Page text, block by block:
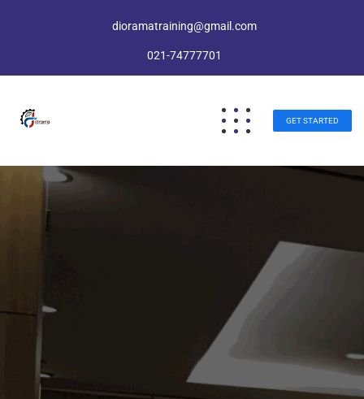
dioramatraining@gmail.com
021-74777701
GET STARTED